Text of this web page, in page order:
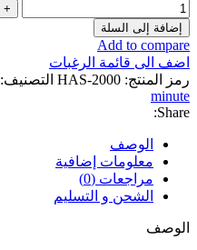
إضافة إلى السلة
Add to compare
اضف الى قائمة الرغبات
رمز المنتج: HAS-2000 التصنيف:
minute
Share:
الوصف
معلومات إضافية
مراجعات (0)
الشحن و التسليم
الوصف